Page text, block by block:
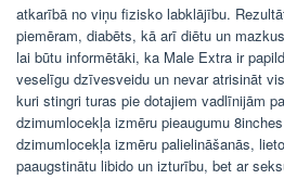
atkarībā no viņu fizisko labklājību.
piemēram, diabēts, kā arī diētu un
lai būtu informētāki, ka Male Extra ir
veselīgu dzīvesveidu un nevar atrisināt
kuri stingri turas pie dotajiem vadlīnijām
dzimumlocekļa izmēru pieaugumu
dzimumlocekļa izmēru palielināšanās,
paaugstinātu libido un izturību, bet ar